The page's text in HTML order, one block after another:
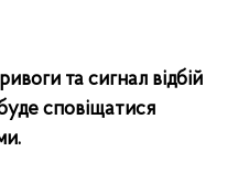
та сигнал відбій
сповіщатися